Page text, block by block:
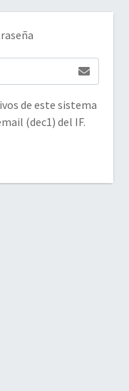
de este sistema
(dec1) del IF.